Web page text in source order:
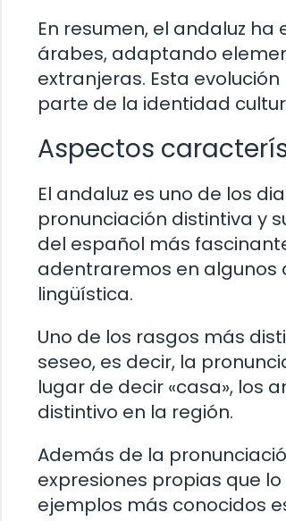
En resumen, el andaluz
árabes, adaptando
extranjeras. Esta
parte de la identidad
Aspectos
El andaluz es uno de los
pronunciación distintiva y
del español más
adentraremos en
lingüística.
Uno de los rasgos más
seseo, es decir, la
lugar de decir «casa», los
distintivo en la región.
Además de la
expresiones propias que
ejemplos más conocidos